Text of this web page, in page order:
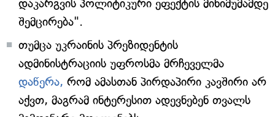
დაკარგვის პოლიტიკური ეფექტის მინიმუმამდე
შემცირება".
თუმცა უკრაინის პრეზიდენტის
ადმინისტრაციის უფროსმა მრჩეველმა
დაწერა, რომ ამასთან პირდაპირი კავშირი არ
აქვთ, მაგრამ ინტერესით ადევნებენ თვალს